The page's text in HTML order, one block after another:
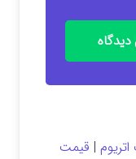
دیدگاه
| قیمت